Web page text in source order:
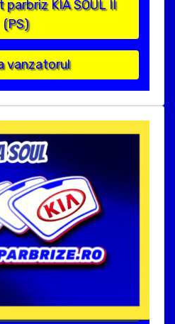
KIA SOUL II
(PS)
vanzatorul